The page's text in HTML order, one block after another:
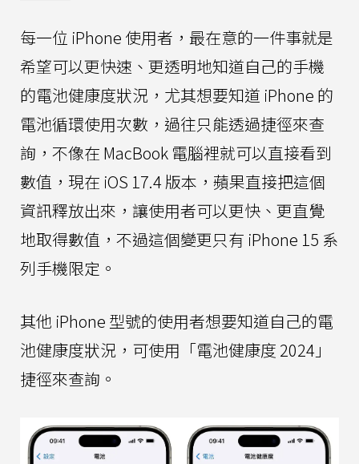
每一位 iPhone 使用者，最在意的一件事就是
希望可以更快速、更透明地知道自己的手機
的電池健康度狀況，尤其想要知道 iPhone 的
電池循環使用次數，過往只能透過捷徑來查
詢，不像在 MacBook 電腦裡就可以直接看到
數值，現在 iOS 17.4 版本，蘋果直接把這個
資訊釋放出來，讓使用者可以更快、更直覺
地取得數值，不過這個變更只有 iPhone 15 系
列手機限定。
其他 iPhone 型號的使用者想要知道自己的電
池健康度狀況，可使用「電池健康度 2024」
捷徑來查詢。